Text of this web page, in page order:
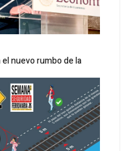
nuevo rumbo de la